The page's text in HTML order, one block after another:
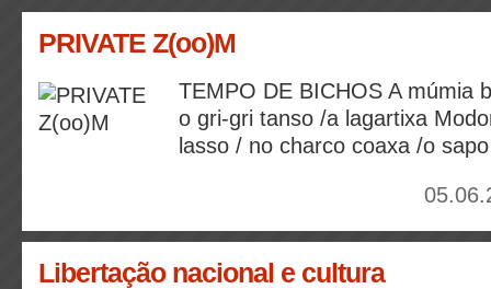
PRIVATE Z(oo)M
TEMPO DE BICHOS A múmia
o gri-gri tanso /a lagartixa
lasso / no charco coaxa /o
Libertação nacional e cultura